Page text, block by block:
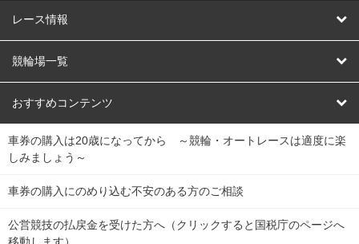
競輪
オートレース
競輪くじ
Dokanto!
チャリロトプラザ
レース情報
レース予想
レース結果
キャリーオーバー一覧
競輪場一覧
北日本 函館競輪場
関
東
弥彦競輪場 前橋競輪場 取手競輪場 宇都宮競輪場
関
おすすめコンテンツ
競輪選手情報
Perfecta Navi
netkeirin
車券の購入は20歳になってから ～競輪・オートレースは適度に楽
しみましょう～
車券の購入にのめり込む不安のある方のご相談
公営競技の払戻金を受けた方へ（クリックすると国税庁のページへ